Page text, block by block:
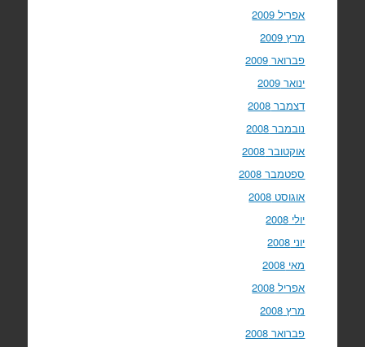
אפריל 2009
מרץ 2009
פברואר 2009
ינואר 2009
דצמבר 2008
נובמבר 2008
אוקטובר 2008
ספטמבר 2008
אוגוסט 2008
יולי 2008
יוני 2008
מאי 2008
אפריל 2008
מרץ 2008
פברואר 2008